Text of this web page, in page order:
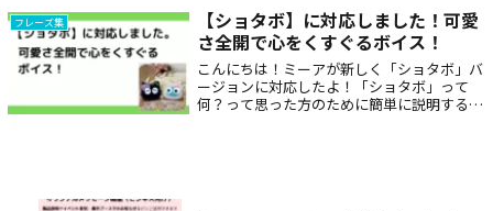
ます。mate！の相棒にぴったり🐨🇦🇺
フレーズ集
【ショタボ】に対応しました！可愛
さ全開で心をくすぐるボイス！
こんにちは！ミーアが新しく「ショタボ」バ
ージョンに対応したよ！「ショタボ」って
何？って思った方のために簡単に説明する